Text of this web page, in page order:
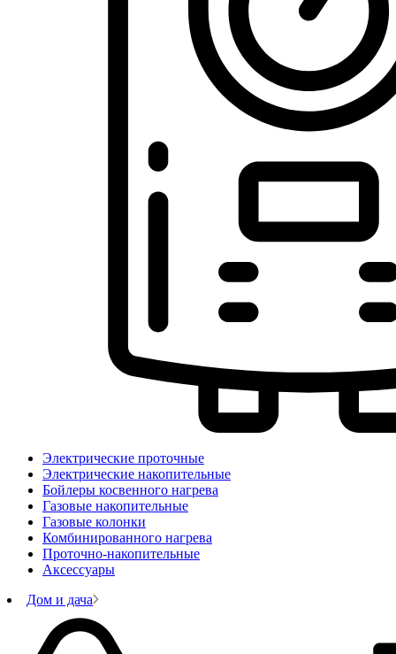
Электрические проточные
Электрические накопительные
Бойлеры косвенного нагрева
Газовые накопительные
Газовые колонки
Комбинированного нагрева
Проточно-накопительные
Аксессуары
Дом и дача